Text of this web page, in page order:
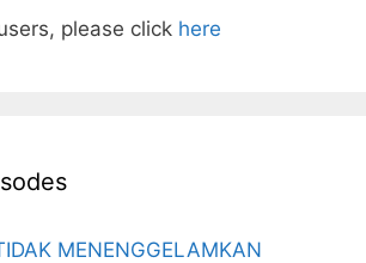
please click here
MENENGGELAMKAN